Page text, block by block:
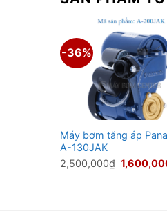
-36%
Máy bơm tăng áp
A-130JAK
2,500,000₫ Giá
gốc